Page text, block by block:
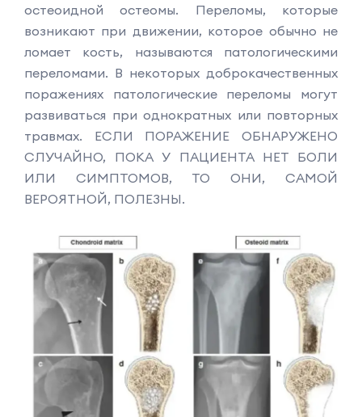
остеоидной остеомы. Переломы, которые
возникают при движении, которое обычно не
ломает кость, называются патологическими
переломами. В некоторых доброкачественных
поражениях патологические переломы могут
развиваться при однократных или повторных
травмах. ЕСЛИ ПОРАЖЕНИЕ ОБНАРУЖЕНО
СЛУЧАЙНО, ПОКА У ПАЦИЕНТА НЕТ БОЛИ
ИЛИ СИМПТОМОВ, ТО ОНИ, САМОЙ
ВЕРОЯТНОЙ, ПОЛЕЗНЫ.